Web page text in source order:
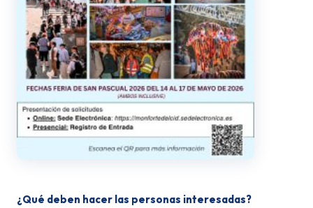
¿Qué deben hacer las personas interesadas?